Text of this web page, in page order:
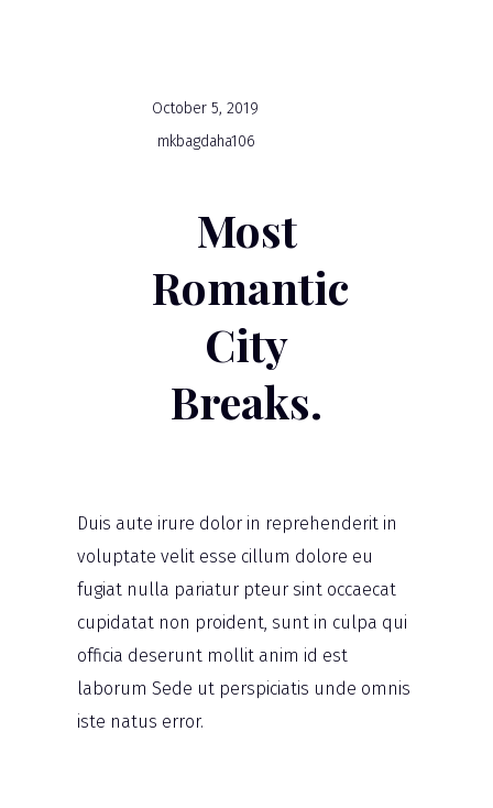
October 5, 2019
mkbagdaha106
Most
Romantic
City
Breaks.
Duis aute irure dolor in reprehenderit in
voluptate velit esse cillum dolore eu
fugiat nulla pariatur pteur sint occaecat
cupidatat non proident, sunt in culpa qui
officia deserunt mollit anim id est
laborum Sede ut perspiciatis unde omnis
iste natus error.